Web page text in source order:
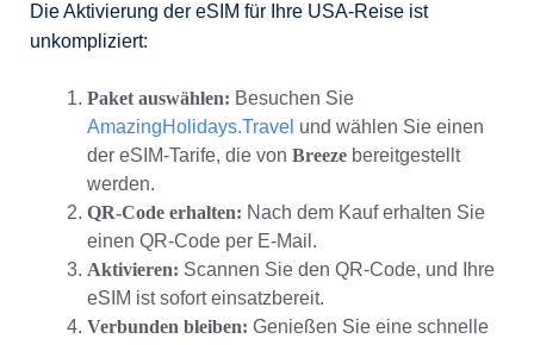
Die Aktivierung der eSIM für Ihre USA-Reise ist
unkompliziert:
Paket auswählen: Besuchen Sie
AmazingHolidays.Travel und wählen Sie einen
der eSIM-Tarife, die von Breeze bereitgestellt
werden.
QR-Code erhalten: Nach dem Kauf erhalten Sie
einen QR-Code per E-Mail.
Aktivieren: Scannen Sie den QR-Code, und Ihre
eSIM ist sofort einsatzbereit.
Verbunden bleiben: Genießen Sie eine schnelle